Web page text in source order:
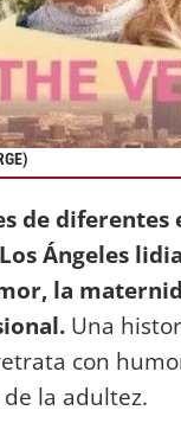
de diferentes
Ángeles
la
Una
con
la adultez.